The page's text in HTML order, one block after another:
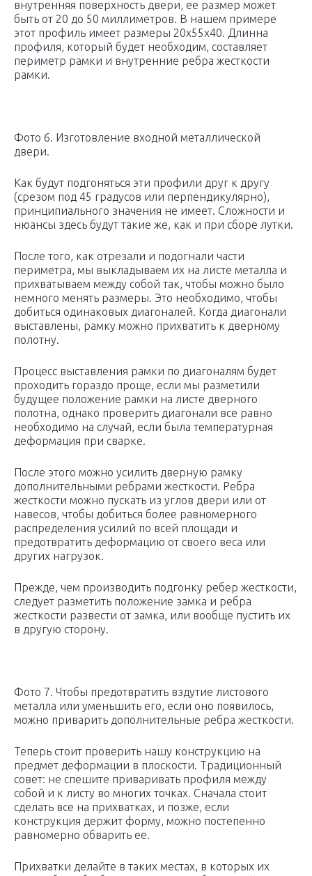
внутренняя поверхность двери, ее размер может
быть от 20 до 50 миллиметров. В нашем примере
этот профиль имеет размеры 20х55х40. Длинна
профиля, который будет необходим, составляет
периметр рамки и внутренние ребра жесткости
рамки.
Фото 6. Изготовление входной металлической
двери.
Как будут подгоняться эти профили друг к другу
(срезом под 45 градусов или перпендикулярно),
принципиального значения не имеет. Сложности и
нюансы здесь будут такие же, как и при сборе лутки.
После того, как отрезали и подогнали части
периметра, мы выкладываем их на листе металла и
прихватываем между собой так, чтобы можно было
немного менять размеры. Это необходимо, чтобы
добиться одинаковых диагоналей. Когда диагонали
выставлены, рамку можно прихватить к дверному
полотну.
Процесс выставления рамки по диагоналям будет
проходить гораздо проще, если мы разметили
будущее положение рамки на листе дверного
полотна, однако проверить диагонали все равно
необходимо на случай, если была температурная
деформация при сварке.
После этого можно усилить дверную рамку
дополнительными ребрами жесткости. Ребра
жесткости можно пускать из углов двери или от
навесов, чтобы добиться более равномерного
распределения усилий по всей площади и
предотвратить деформацию от своего веса или
других нагрузок.
Прежде, чем производить подгонку ребер жесткости,
следует разметить положение замка и ребра
жесткости развести от замка, или вообще пустить их
в другую сторону.
Фото 7. Чтобы предотвратить вздутие листового
металла или уменьшить его, если оно появилось,
можно приварить дополнительные ребра жесткости.
Теперь стоит проверить нашу конструкцию на
предмет деформации в плоскости. Традиционный
совет: не спешите приваривать профиля между
собой и к листу во многих точках. Сначала стоит
сделать все на прихватках, и позже, если
конструкция держит форму, можно постепенно
равномерно обварить ее.
Прихватки делайте в таких местах, в которых их